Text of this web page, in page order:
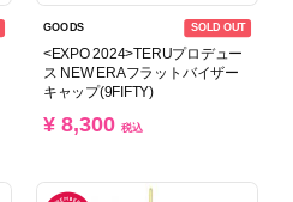
SOLD OUT
GOODS
<EXPO 2024>TERUプロデュー
ス NEW ERAフラットバイザー
キャップ(9FIFTY)
¥ 8,300 税込